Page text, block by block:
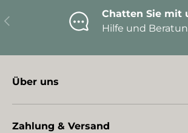
Vorherige
Chatten Sie mit
Hilfe und
Über uns
Zahlung & Versand